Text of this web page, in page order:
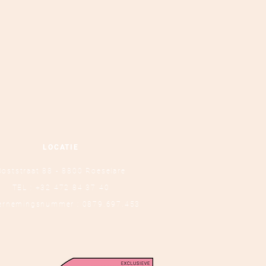
LOCATIE
88 - 8800 Roeselare
TEL :
+32 472 84 37 40
: 0879.697.453